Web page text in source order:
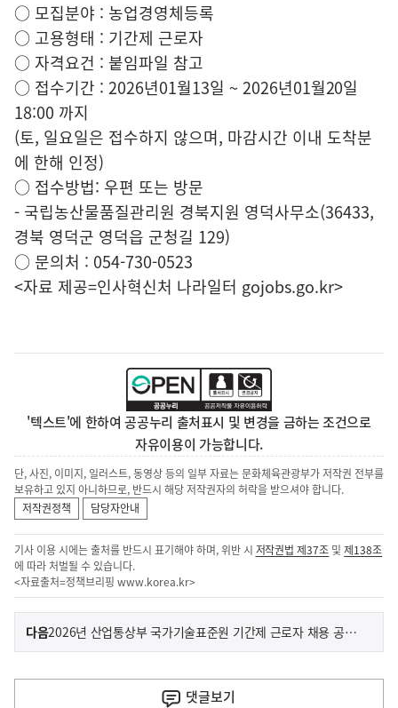
○ 모집분야 : 농업경영체등록
○ 고용형태 : 기간제 근로자
○ 자격요건 : 붙임파일 참고
○ 접수기간 : 2026년01월13일 ~ 2026년01월20일
18:00 까지
(토, 일요일은 접수하지 않으며, 마감시간 이내 도착분
에 한해 인정)
○ 접수방법: 우편 또는 방문
- 국립농산물품질관리원 경북지원 영덕사무소(36433,
경북 영덕군 영덕읍 군청길 129)
○ 문의처 : 054-730-0523
<자료 제공=인사혁신처 나라일터 gojobs.go.kr>
'텍스트'에 한하여 공공누리 출처표시 및 변경을 금하는 조건으로
자유이용이 가능합니다.
단, 사진, 이미지, 일러스트, 동영상 등의 일부 자료는 문화체육관광부가 저작권 전부를
보유하고 있지 아니하므로, 반드시 해당 저작권자의 허락을 받으셔야 합니다.
저작권정책
담당자안내
기사 이용 시에는 출처를 반드시 표기해야 하며, 위반 시 저작권법 제37조 및제138조
에 따라 처벌될 수 있습니다.
<자료출처=정책브리핑 www.korea.kr>
이
전
다
다음기
사
2026년 산업통상부 국가기술표준원 기간제 근로자 채용 공고(미화)
댓글보기